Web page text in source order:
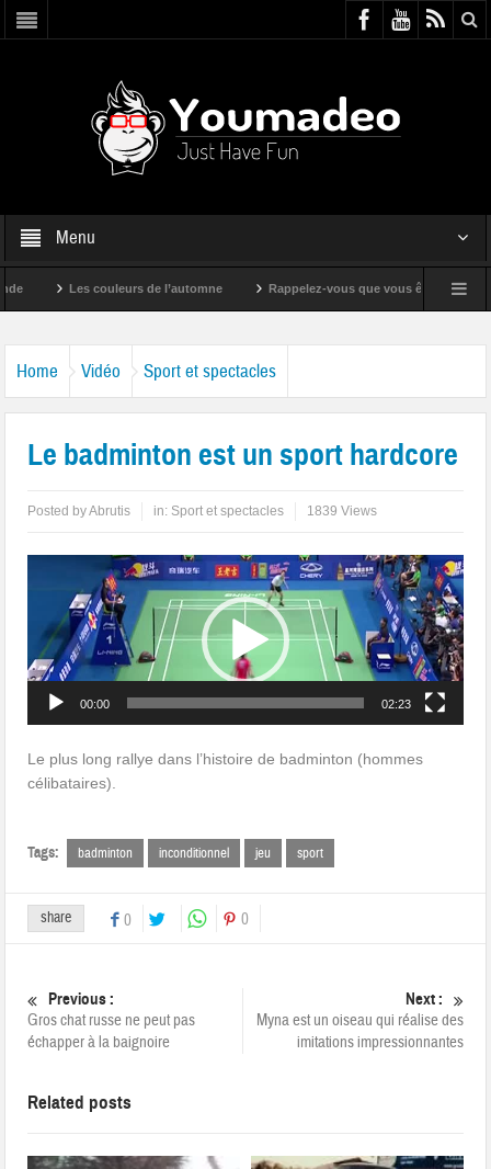
Menu
Les couleurs de l’automne Rappelez-vous que vous êtes super !
Home Vidéo Sport et spectacles
Le badminton est un sport hardcore
Posted byAbrutis in: Sport et spectacles 1839 Views
00:00 02:23
Le plus long rallye dans l’histoire de badminton (hommes
célibataires).
Tags: badminton inconditionnel jeu sport
share 0 0
Previous :
Gros chat russe ne peut pas
échapper à la baignoire
Next :
Myna est un oiseau qui réalise des
imitations impressionnantes
Related posts